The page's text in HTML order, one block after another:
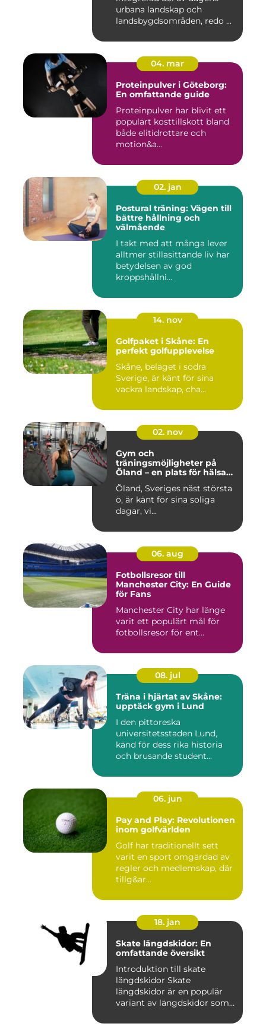
urbana landskap och
landsbygdsområden, redo ...
04. mar
Proteinpulver i Göteborg:
En omfattande guide
Proteinpulver har blivit ett
populärt kosttillskott bland
både elitidrottare och
motion&a...
02. jan
Postural träning: Vägen till
bättre hållning och
välmående
I takt med att många lever
alltmer stillasittande liv har
betydelsen av god
kroppshållni...
14. nov
Golfpaket i Skåne: En
perfekt golfupplevelse
Skåne, beläget i södra
Sverige, är känt för sina
vackra landskap, cha...
02. nov
Gym och
träningsmöjligheter på
Öland – en plats för hälsa
och välbefinnande
Öland, Sveriges näst största
ö, är känt för sina soliga
dagar, vi...
06. aug
Fotbollsresor till
Manchester City: En Guide
för Fans
Manchester City har länge
varit ett populärt mål för
fotbollsresor för ent...
08. jul
Träna i hjärtat av Skåne:
upptäck gym i Lund
I den pittoreska
universitetsstaden Lund,
känd för dess rika historia
och brusande student...
06. jun
Pay and Play: Revolutionen
inom golfvärlden
Golf har traditionellt sett
varit en sport omgärdad av
regler och medlemskap, där
tillg&ar...
18. jan
Skate längdskidor: En
omfattande översikt
Introduktion till skate
längdskidor Skate
längdskidor är en populär
variant av längdskidor som